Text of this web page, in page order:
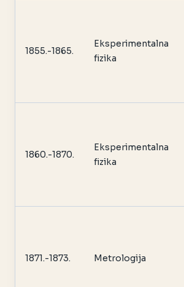
1855.-1865.
Eksperimentalna
fizika
1860.-1870.
Eksperimentalna
fizika
1871.-1873. Metrologija